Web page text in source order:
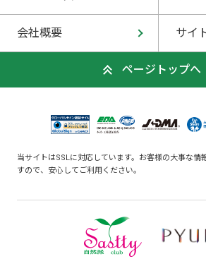
会社概要 サイ
ページトップへ
当サイトはSSLに対応しています。お客様の大事な情
すので、安心してご利用ください。